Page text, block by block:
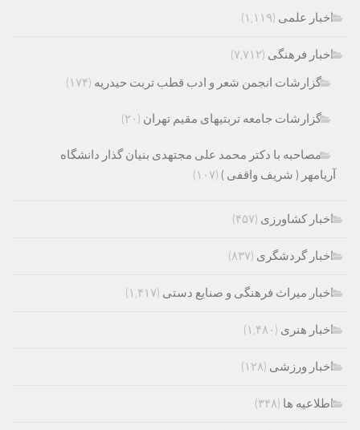
اخبار علمی (۱,۱۱۹)
اخبار فرهنگی (۷,۷۱۲)
گزارشات انجمن شعر و ادب قطب تربت حیدریه (۱۷۴)
گزارشات جامعه تربتیهای مقیم تهران (۲۰)
مصاحبه با دکتر محمد علی مجتهدی بنیان گذار دانشگاه
آریامهر ( شریف واقفی ) (۱۰۷)
اخبار کشاورزی (۴۵۷)
اخبار گردشگری (۸۳۷)
اخبار میراث فرهنگی و صنایع دستی (۱,۴۱۷)
اخبار هنری (۱,۴۸۰)
اخبار ورزشی (۱۲۸)
اطلاعیه ها (۳۴۸)